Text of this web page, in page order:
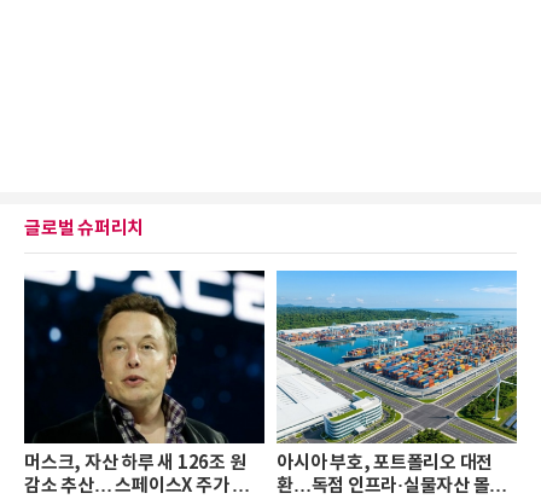
글로벌 슈퍼리치
머스크, 자산 하루 새 126조 원
감소 추산… 스페이스X 주가 하
아시아 부호, 포트폴리오 대전
환…독점 인프라·실물자산 몰린